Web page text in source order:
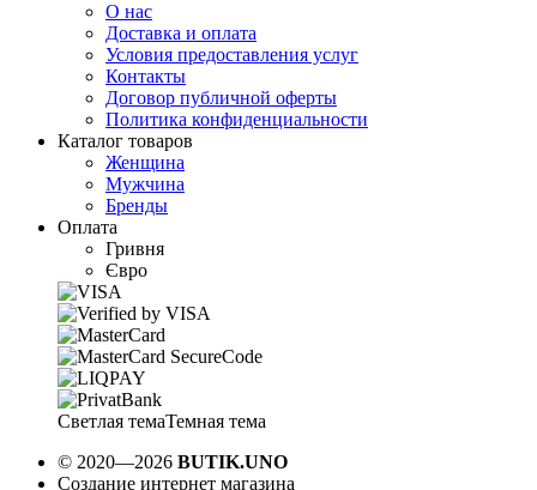
О нас
Доставка и оплата
Условия предоставления услуг
Контакты
Договор публичной оферты
Политика конфиденциальности
Каталог товаров
Женщина
Мужчина
Бренды
Оплата
Гривня
Євро
Светлая темаТемная тема
© 2020—2026 BUTIK.UNO
Создание интернет магазина